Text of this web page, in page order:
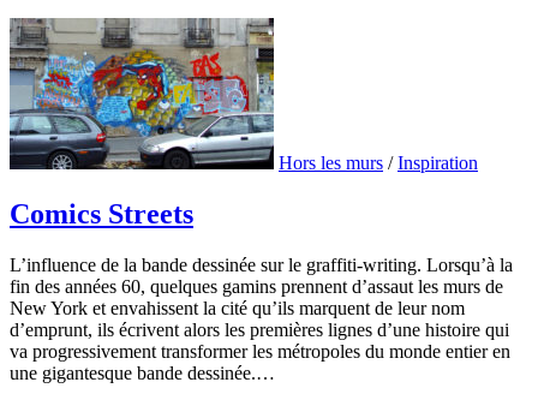
Hors les murs /Inspiration
Comics Streets
L’influence de la bande dessinée sur le graffiti-writing. Lorsqu’à la
fin des années 60, quelques gamins prennent d’assaut les murs de
New York et envahissent la cité qu’ils marquent de leur nom
d’emprunt, ils écrivent alors les premières lignes d’une histoire qui
va progressivement transformer les métropoles du monde entier en
une gigantesque bande dessinée.…